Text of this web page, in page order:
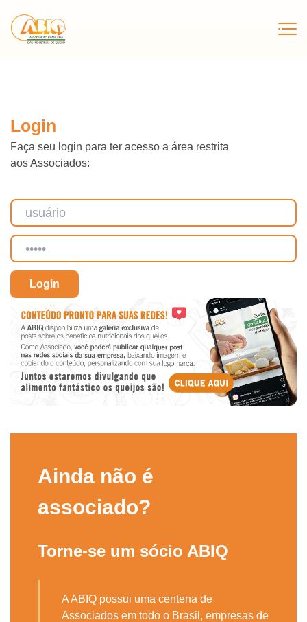
Login
Faça seu login para ter acesso a área restrita
aos Associados:
Ainda não é
associado?
Torne-se um sócio ABIQ
A ABIQ possui uma centena de
Associados em todo o Brasil, empresas de